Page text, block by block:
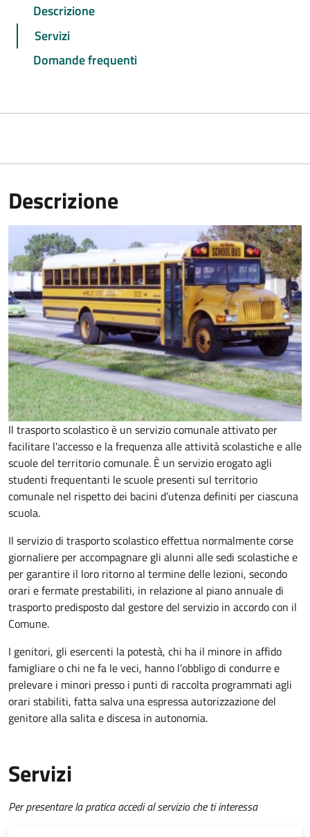
Descrizione
Servizi
Domande frequenti
Descrizione
Il trasporto scolastico è un servizio comunale attivato per
facilitare l'accesso e la frequenza alle attività scolastiche e alle
scuole del territorio comunale. È un servizio erogato agli
studenti frequentanti le scuole presenti sul territorio
comunale nel rispetto dei bacini d’utenza definiti per ciascuna
scuola.
Il servizio di trasporto scolastico effettua normalmente corse
giornaliere per accompagnare gli alunni alle sedi scolastiche e
per garantire il loro ritorno al termine delle lezioni, secondo
orari e fermate prestabiliti, in relazione al piano annuale di
trasporto predisposto dal gestore del servizio in accordo con il
Comune.
I genitori, gli esercenti la potestà, chi ha il minore in affido
famigliare o chi ne fa le veci, hanno l’obbligo di condurre e
prelevare i minori presso i punti di raccolta programmati agli
orari stabiliti, fatta salva una espressa autorizzazione del
genitore alla salita e discesa in autonomia.
Servizi
Per presentare la pratica accedi al servizio che ti interessa